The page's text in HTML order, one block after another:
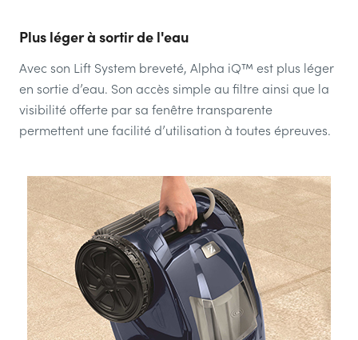
Plus léger à sortir de l'eau
Avec son Lift System breveté, Alpha iQ™ est plus léger
en sortie d’eau. Son accès simple au filtre ainsi que la
visibilité offerte par sa fenêtre transparente
permettent une facilité d’utilisation à toutes épreuves.